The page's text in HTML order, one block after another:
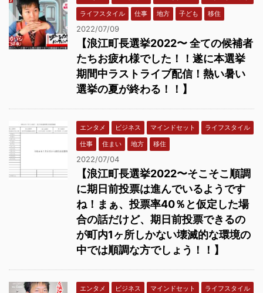
ライフスタイル
仕事 地方 子ども 移住
2022/07/09
【浪江町長選挙2022〜 全ての候補者
たちお疲れ様でした！！遂に本選挙
期間中ラストライブ配信！熱い暑い
選挙の夏が終わる！！】
エンタメ ビジネス マインドセット
ライフスタイル
仕事
住まい 地方 移住
2022/07/04
【浪江町長選挙2022〜そこそこ順調
に期日前投票は進んでいるようです
ね！まぁ、投票率40％と仮定した場
合の話だけど、期日前投票できるの
が町内1ヶ所しかない壊滅的な環境の
中では順調な方でしょう！！】
エンタメ ビジネス マインドセット
ライフスタイル